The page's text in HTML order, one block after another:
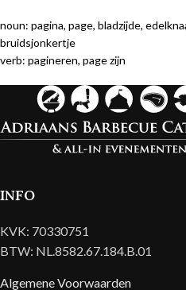
noun: pagina, page, bladzijde,
bruidsjonkertje
verb: pagineren, page zijn
INFO
KVK: 70330751
BTW: NL.8582.67.184.B.01
Algemene Voorwaarden